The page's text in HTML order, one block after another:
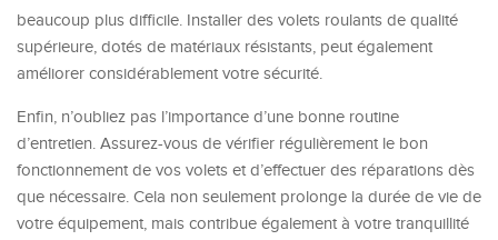
beaucoup plus difficile. Installer des volets roulants de qualité
supérieure, dotés de matériaux résistants, peut également
améliorer considérablement votre sécurité.
Enfin, n’oubliez pas l’importance d’une bonne routine
d’entretien. Assurez-vous de vérifier régulièrement le bon
fonctionnement de vos volets et d’effectuer des réparations dès
que nécessaire. Cela non seulement prolonge la durée de vie de
votre équipement, mais contribue également à votre tranquillité